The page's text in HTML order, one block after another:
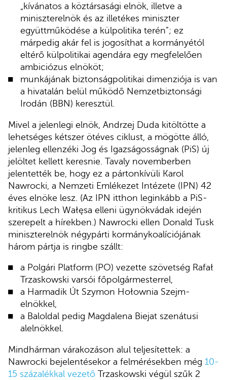
„kívánatos a köztársasági elnök, illetve a
miniszterelnök és az illetékes miniszter
együttműködése a külpolitika terén”; ez
márpedig akár fel is jogosíthat a kormányétól
eltérő külpolitikai agendára egy megfelelően
ambiciózus elnököt;
munkájának biztonságpolitikai dimenziója is van
a hivatalán belül működő Nemzetbiztonsági
Irodán (BBN) keresztül.
Mivel a jelenlegi elnök, Andrzej Duda kitöltötte a
lehetséges kétszer ötéves ciklust, a mögötte álló,
jelenleg ellenzéki Jog és Igazságosságnak (PiS) új
jelöltet kellett keresnie. Tavaly novemberben
jelentették be, hogy ez a pártonkívüli Karol
Nawrocki, a Nemzeti Emlékezet Intézete (IPN) 42
éves elnöke lesz. (Az IPN itthon leginkább a PiS-
kritikus Lech Wałęsa elleni ügynökvádak idején
szerepelt a hírekben.) Nawrocki ellen Donald Tusk
miniszterelnök négypárti kormánykoalíciójának
három pártja is ringbe szállt:
a Polgári Platform (PO) vezette szövetség Rafał
Trzaskowski varsói főpolgármesterrel,
a Harmadik Út Szymon Hołownia Szejm-
elnökkel,
a Baloldal pedig Magdalena Biejat szenátusi
alelnökkel.
Mindhárman várakozáson alul teljesítettek: a
Nawrocki bejelentésekor a felmérésekben még 10-
15 százalékkal vezető Trzaskowski végül szűk 2